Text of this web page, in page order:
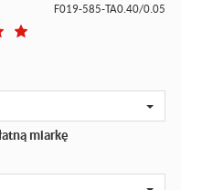
F019-585-TA0.40/0.05
miarkę